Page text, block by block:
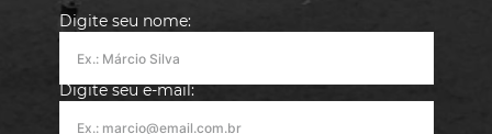
Digite seu nome:
Digite seu e-mail: